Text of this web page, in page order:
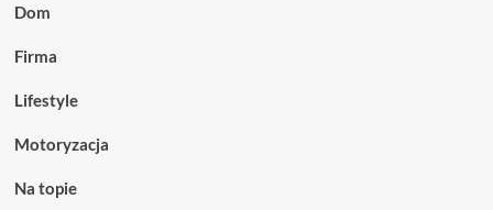
Dom
Firma
Lifestyle
Motoryzacja
Na topie